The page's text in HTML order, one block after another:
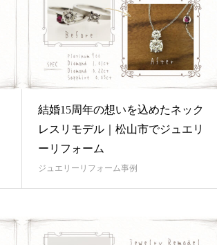
結婚15周年の想いを込めたネック
レスリモデル｜松山市でジュエリ
ーリフォーム
ジュエリーリフォーム事例